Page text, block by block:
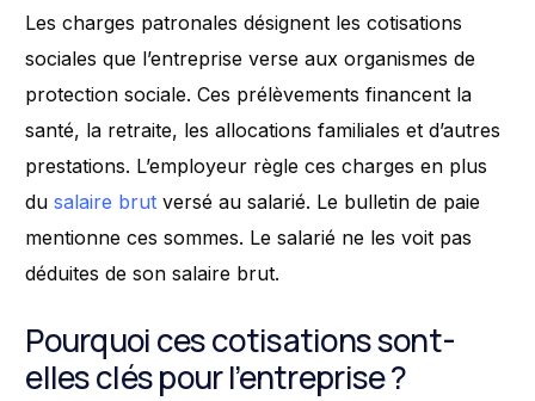
Les charges patronales désignent les cotisations
sociales que l’entreprise verse aux organismes de
protection sociale. Ces prélèvements financent la
santé, la retraite, les allocations familiales et d’autres
prestations. L’employeur règle ces charges en plus
dusalaire brut versé au salarié. Le bulletin de paie
mentionne ces sommes. Le salarié ne les voit pas
déduites de son salaire brut.
Pourquoi ces cotisations sont-
elles clés pour l’entreprise ?